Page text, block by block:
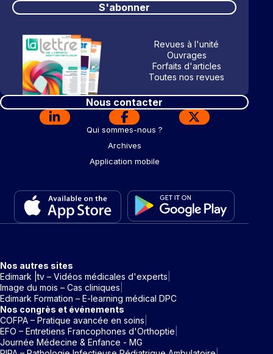
S'abonner
Revues à l'unité
Ouvrages
Forfaits d'articles
Toutes nos revues
Nous contacter
Qui sommes-nous ?
Archives
Application mobile
Nos autres sites
Edimark |tv – Vidéos médicales d'experts
Image du mois – Cas cliniques
Edimark Formation – E-learning médical DPC
Nos congrès et événements
COFPA – Pratique avancée en soins
EFO – Entretiens Francophones d'Orthoptie
Journée Médecine & Enfance - MG